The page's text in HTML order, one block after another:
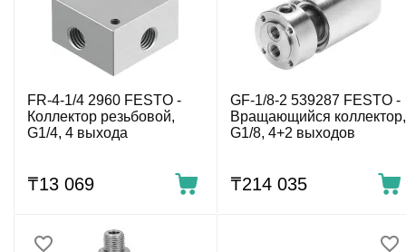
FR-4-1/4 2960 FESTO -
Коллектор резьбовой,
G1/4, 4 выхода
₸13 069
GF-1/8-2 539287 FESTO -
Вращающийся коллектор,
G1/8, 4+2 выходов
₸214 035